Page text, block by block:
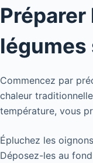
légumes
Commencez par
chaleur
température, vous
Épluchez les
Déposez-les au